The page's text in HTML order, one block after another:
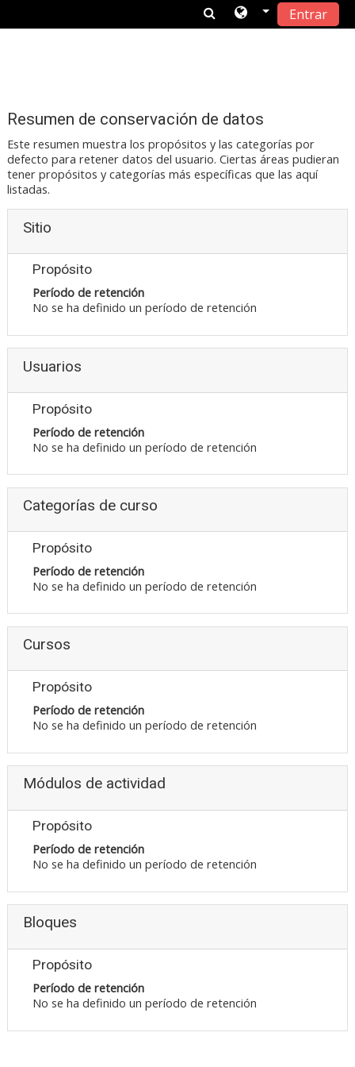
Entrar
Resumen de conservación de datos
Este resumen muestra los propósitos y las categorías por
defecto para retener datos del usuario. Ciertas áreas pudieran
tener propósitos y categorías más específicas que las aquí
listadas.
Sitio
Propósito
Período de retención
No se ha definido un período de retención
Usuarios
Propósito
Período de retención
No se ha definido un período de retención
Categorías de curso
Propósito
Período de retención
No se ha definido un período de retención
Cursos
Propósito
Período de retención
No se ha definido un período de retención
Módulos de actividad
Propósito
Período de retención
No se ha definido un período de retención
Bloques
Propósito
Período de retención
No se ha definido un período de retención